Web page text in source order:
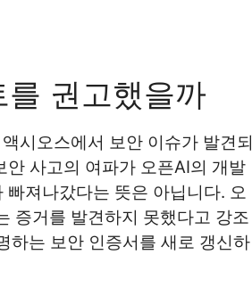
권고했을까
시오스에서 보안 이슈가 발견되
사고의 여파가 오픈AI의 개발
져나갔다는 뜻은 아닙니다. 오
증거를 발견하지 못했다고 강조
하는 보안 인증서를 새로 갱신하